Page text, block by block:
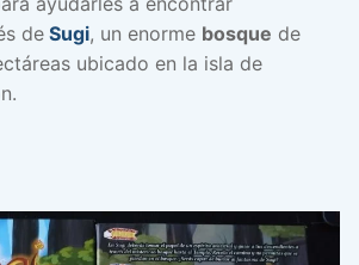
deSugi, un enorme bosque de
ubicado en la isla de